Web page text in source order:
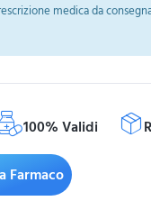
medica da
100% Validi
Farmaco